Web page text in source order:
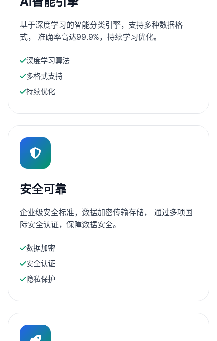
基于深度学习的智能分类引擎，支持多种数据格
式， 准确率高达99.9%，持续学习优化。
深度学习算法
多格式支持
持续优化
安全可靠
企业级安全标准，数据加密传输存储， 通过多项国
际安全认证，保障数据安全。
数据加密
安全认证
隐私保护